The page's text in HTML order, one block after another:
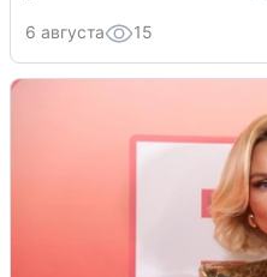
6 августа 15